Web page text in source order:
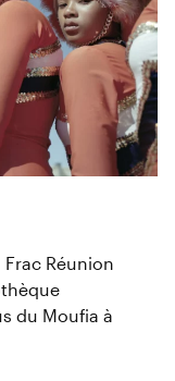
Réunion
du Moufia à